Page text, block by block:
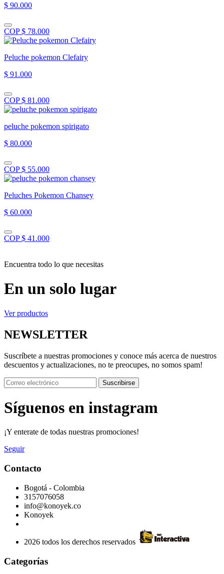
$ 90.000
COP $ 78.000
Peluche pokemon Clefairy
$ 91.000
COP $ 81.000
peluche pokemon spirigato
$ 80.000
COP $ 55.000
Peluches Pokemon Chansey
$ 60.000
COP $ 41.000
Encuentra todo lo que necesitas
En un solo lugar
Ver productos
NEWSLETTER
Suscríbete a nuestras promociones y conoce más acerca de nuestros
descuentos y actualizaciones, no te preocupes, no somos spam!
Suscribirse
Síguenos en instagram
¡Y enterate de todas nuestras promociones!
Seguir
Contacto
Bogotá - Colombia
3157076058
info@konoyek.co
Konoyek
2026 todos los derechos reservados
Categorías